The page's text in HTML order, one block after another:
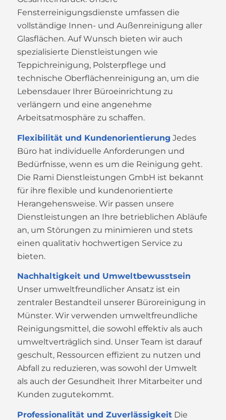
Fensterreinigungsdienste umfassen die
vollständige Innen- und Außenreinigung aller
Glasflächen. Auf Wunsch bieten wir auch
spezialisierte Dienstleistungen wie
Teppichreinigung, Polsterpflege und
technische Oberflächenreinigung an, um die
Lebensdauer Ihrer Büroeinrichtung zu
verlängern und eine angenehme
Arbeitsatmosphäre zu schaffen.
Flexibilität und Kundenorientierung Jedes
Büro hat individuelle Anforderungen und
Bedürfnisse, wenn es um die Reinigung geht.
Die Rami Dienstleistungen GmbH ist bekannt
für ihre flexible und kundenorientierte
Herangehensweise. Wir passen unsere
Dienstleistungen an Ihre betrieblichen Abläufe
an, um Störungen zu minimieren und stets
einen qualitativ hochwertigen Service zu
bieten.
Nachhaltigkeit und Umweltbewusstsein
Unser umweltfreundlicher Ansatz ist ein
zentraler Bestandteil unserer Büroreinigung in
Münster. Wir verwenden umweltfreundliche
Reinigungsmittel, die sowohl effektiv als auch
umweltverträglich sind. Unser Team ist darauf
geschult, Ressourcen effizient zu nutzen und
Abfall zu reduzieren, was sowohl der Umwelt
als auch der Gesundheit Ihrer Mitarbeiter und
Kunden zugutekommt.
Professionalität und ZuverlässigkeitDie